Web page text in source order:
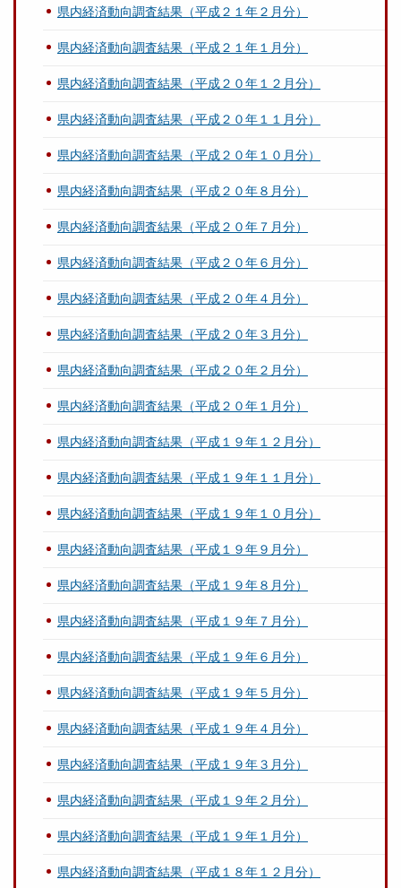
県内経済動向調査結果（平成２１年２月分）
県内経済動向調査結果（平成２１年１月分）
県内経済動向調査結果（平成２０年１２月分）
県内経済動向調査結果（平成２０年１１月分）
県内経済動向調査結果（平成２０年１０月分）
県内経済動向調査結果（平成２０年８月分）
県内経済動向調査結果（平成２０年７月分）
県内経済動向調査結果（平成２０年６月分）
県内経済動向調査結果（平成２０年４月分）
県内経済動向調査結果（平成２０年３月分）
県内経済動向調査結果（平成２０年２月分）
県内経済動向調査結果（平成２０年１月分）
県内経済動向調査結果（平成１９年１２月分）
県内経済動向調査結果（平成１９年１１月分）
県内経済動向調査結果（平成１９年１０月分）
県内経済動向調査結果（平成１９年９月分）
県内経済動向調査結果（平成１９年８月分）
県内経済動向調査結果（平成１９年７月分）
県内経済動向調査結果（平成１９年６月分）
県内経済動向調査結果（平成１９年５月分）
県内経済動向調査結果（平成１９年４月分）
県内経済動向調査結果（平成１９年３月分）
県内経済動向調査結果（平成１９年２月分）
県内経済動向調査結果（平成１９年１月分）
県内経済動向調査結果（平成１８年１２月分）